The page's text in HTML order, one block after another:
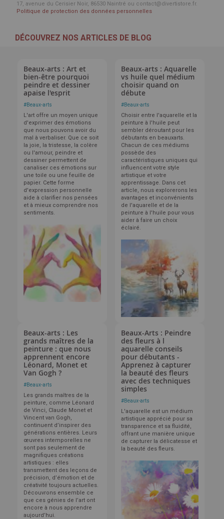
17, avenue du Cerisier Noir, 86530 Naintré ou contact@divertistore.fr.
Politique de protection des données personnelles
DÉCOUVREZ NOS ARTICLES DE BLOG
Beaux-arts : Art et
bien-être pourquoi
peindre et dessiner
apaise l'esprit
#Beaux-arts
L'art offre un moyen unique
d'exprimer des émotions
que nous pouvons avoir du
mal à verbaliser. Que ce soit
la joie, la tristesse, la colère
ou l'amour, peindre et
dessiner permettent de
canaliser ces émotions sur
une toile ou une feuille de
papier. Cette forme
d'expression personnelle
aide à clarifier nos pensées
et à mieux comprendre nos
sentiments.
Beaux-arts : Aquarelle
vs huile quel médium
choisir quand on
débute
#Beaux-arts
Choisir entre l'aquarelle et la
peinture à l'huile peut
sembler déroutant pour les
débutants en beauxarts.
Chacun de ces médiums
possède des
caractéristiques uniques qui
influencent votre style
artistique et votre
apprentissage. Dans cet
article, nous explorerons les
avantages et inconvénients
de l'aquarelle et de la
peinture à l'huile pour vous
aider à faire un choix
éclairé.
Beaux-arts : Les
grands maîtres de la
peinture : que nous
apprennent encore
Léonard, Monet et
Van Gogh ?
#Beaux-arts
Les grands maîtres de la
peinture, comme Léonard
de Vinci, Claude Monet et
Vincent van Gogh,
continuent d’inspirer des
générations entières. Leurs
œuvres intemporelles ne
sont pas seulement de
magnifiques créations
artistiques : elles
transmettent des leçons de
précision, d’émotion et de
créativité toujours actuelles.
Découvrons ensemble ce
que ces génies de l’art ont
encore à nous apprendre
aujourd’hui.
Beaux-Arts : Peindre
des fleurs à l
aquarelle conseils
pour débutants -
Apprenez à capturer
la beauté des fleurs
avec des techniques
simples
#Beaux-arts
L'aquarelle est un médium
artistique apprécié pour sa
transparence et sa fluidité,
offrant une manière unique
de capturer la délicatesse et
la beauté des fleurs.